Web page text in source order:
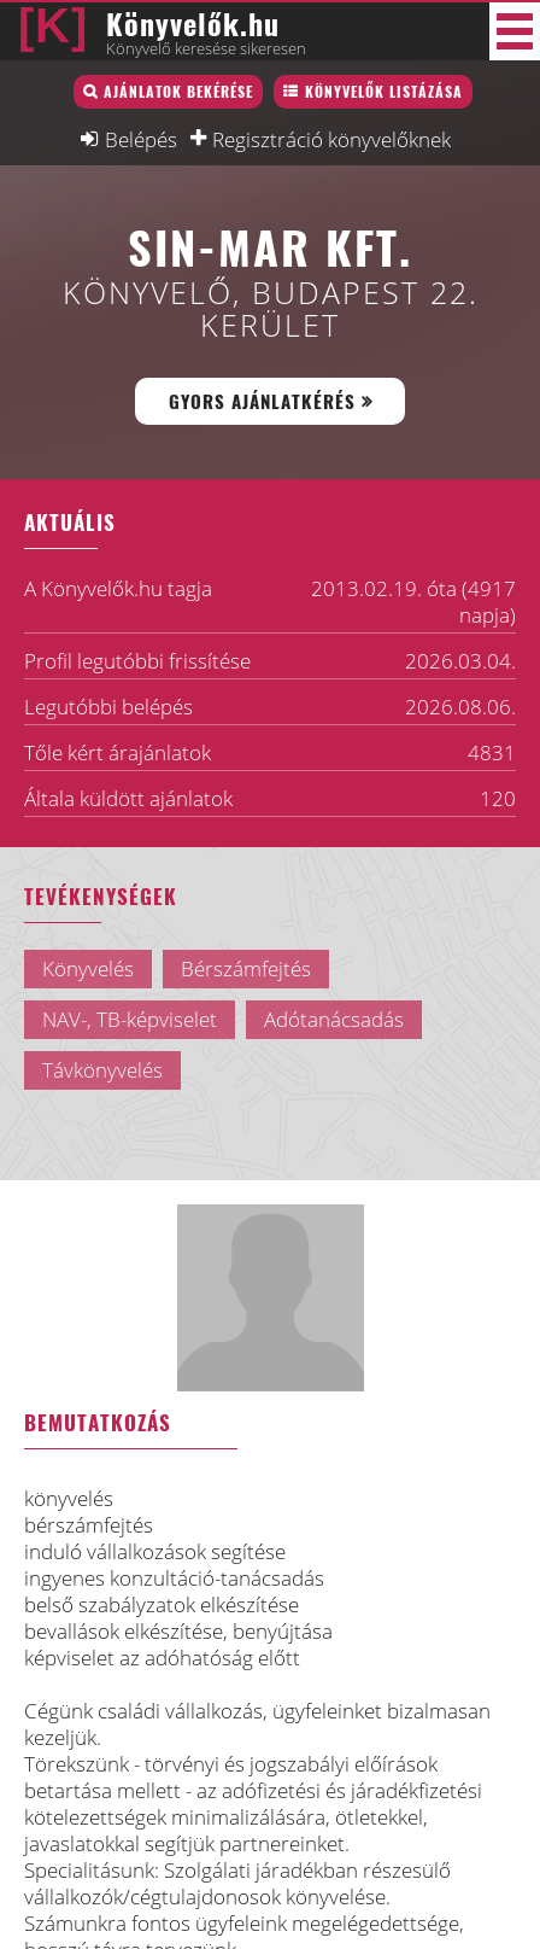
Könyvelők.hu
Könyvelő keresése sikeresen
AJÁNLATOK BEKÉRÉSE KÖNYVELŐK LISTÁZÁSA
Belépés Regisztráció könyvelőknek
Könyvelő lista
Könyvelési munkák
SIN-MAR KFT.
KÖNYVELŐ, BUDAPEST 22.
KERÜLET
GYORS AJÁNLATKÉRÉS
AKTUÁLIS
A Könyvelők.hu tagja
2013.02.19. óta (4917
napja)
Profil legutóbbi frissítése
2026.03.04.
Legutóbbi belépés
2026.08.06.
Tőle kért árajánlatok
4831
Általa küldött ajánlatok
120
TEVÉKENYSÉGEK
Könyvelés
Bérszámfejtés
NAV-, TB-képviselet
Adótanácsadás
Távkönyvelés
BEMUTATKOZÁS
könyvelés
bérszámfejtés
induló vállalkozások segítése
ingyenes konzultáció-tanácsadás
belső szabályzatok elkészítése
bevallások elkészítése, benyújtása
képviselet az adóhatóság előtt
Cégünk családi vállalkozás, ügyfeleinket bizalmasan
kezeljük.
Törekszünk - törvényi és jogszabályi előírások
betartása mellett - az adófizetési és járadékfizetési
kötelezettségek minimalizálására, ötletekkel,
javaslatokkal segítjük partnereinket.
Specialitásunk: Szolgálati járadékban részesülő
vállalkozók/cégtulajdonosok könyvelése.
Számunkra fontos ügyfeleink megelégedettsége,